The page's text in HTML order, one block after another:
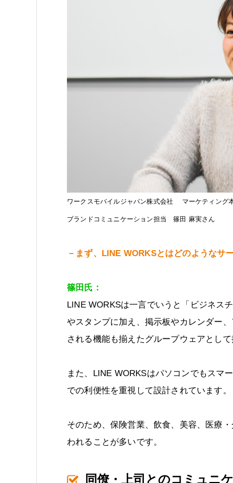
ワークスモバイルジャパン株式会社 マーケティング
ブランドコミュニケーション担当 篠田 麻実さん
－まず、LINE WORKSとはどのようなサ
篠田氏：
LINE WORKSは一言でいうと「ビジネス
やスタンプに加え、掲示板やカレンダー
される機能も揃えたグループウェアとして
また、LINE WORKSはパソコンでもスマ
での利便性を重視して設計されています。
そのため、保険営業、飲食、美容、医療
われることが多いです。
同僚・上司とのコミュニ